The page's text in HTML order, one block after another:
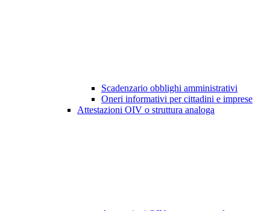
Scadenzario obblighi amministrativi
Oneri informativi per cittadini e imprese
Attestazioni OIV o struttura analoga